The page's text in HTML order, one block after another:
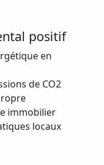
positif
en
de CO2
immobilier
locaux